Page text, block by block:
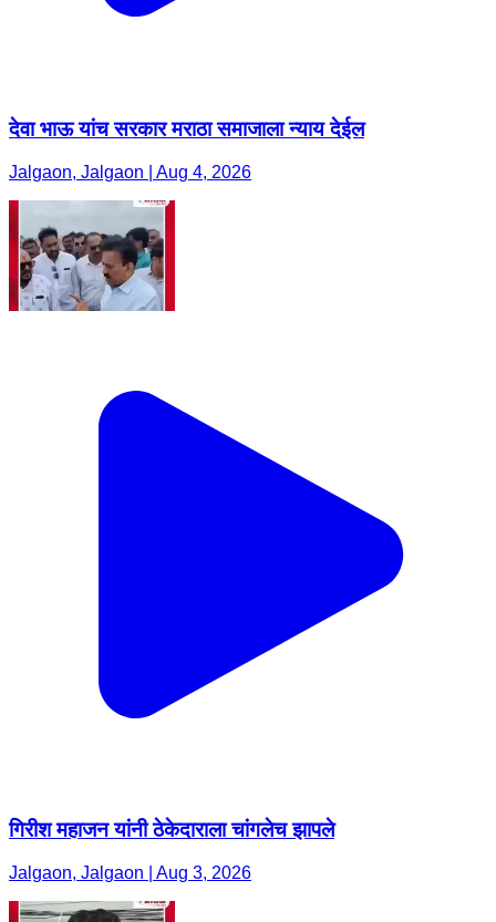
देवा भाऊ यांच सरकार मराठा समाजाला न्याय देईल
Jalgaon, Jalgaon | Aug 4, 2026
गिरीश महाजन यांनी ठेकेदाराला चांगलेच झापले
Jalgaon, Jalgaon | Aug 3, 2026